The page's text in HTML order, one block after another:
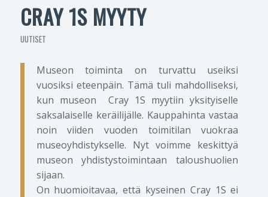
CRAY 1S MYYTY
UUTISET
Museon toiminta on turvattu useiksi
vuosiksi eteenpäin. Tämä tuli mahdolliseksi,
kun museon Cray 1S myytiin yksityiselle
saksalaiselle keräilijälle. Kauppahinta vastaa
noin viiden vuoden toimitilan vuokraa
museoyhdistykselle. Nyt voimme keskittyä
museon yhdistystoimintaan taloushuolien
sijaan.
On huomioitavaa, että kyseinen Cray 1S ei